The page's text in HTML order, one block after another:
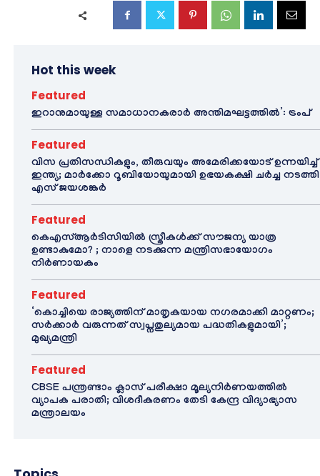
Hot this week
Featured
ഇറാനുമായുള്ള സമാധാനകരാർ അന്തിമഘട്ടത്തിൽ‌’: ട്രംപ്
Featured
വിസ പ്രതിസന്ധികളും, തീരുവയും അമേരിക്കയോട് ഉന്നയിച്ച്
ഇന്ത്യ; മാർക്കോ റൂബിയോയുമായി ഉഭയകക്ഷി ചർച്ച നടത്തി
എസ് ജയശങ്കർ
Featured
കെഎസ്ആർടിസിയിൽ സ്ത്രീകൾക്ക് സൗജന്യ യാത്ര
ഉണ്ടാകുമോ? ; നാളെ നടക്കുന്ന മന്ത്രിസഭായോഗം
നിർണായകം
Featured
‘കൊച്ചിയെ രാജ്യത്തിന് മാതൃകയായ നഗരമാക്കി മാറ്റണം;
സർക്കാർ വരുന്നത് സ്വപ്നതുല്യമായ പദ്ധതികളുമായി’;
മുഖ്യമന്ത്രി
Featured
CBSE പന്ത്രണ്ടാം ക്ലാസ് പരീക്ഷാ മൂല്യനിർണയത്തിൽ
വ്യാപക പരാതി; വിശദീകരണം തേടി കേന്ദ്ര വിദ്യാഭ്യാസ
മന്ത്രാലയം